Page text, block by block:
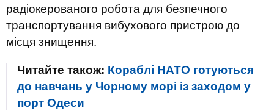
радіокерованого робота для безпечного
транспортування вибухового пристрою до
місця знищення.
Читайте також: Кораблі НАТО готуються
до навчань у Чорному морі із заходом у
порт Одеси